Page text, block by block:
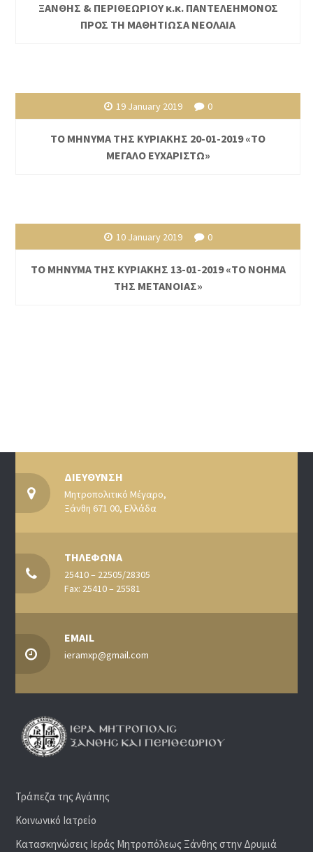
ΞΑΝΘΗΣ & ΠΕΡΙΘΕΩΡΙΟΥ κ.κ. ΠΑΝΤΕΛΕΗΜΟΝΟΣ
ΠΡΟΣ ΤΗ ΜΑΘΗΤΙΩΣΑ ΝΕΟΛΑΙΑ
19 January 2019 0
ΤΟ ΜΗΝΥΜΑ ΤΗΣ ΚΥΡΙΑΚΗΣ 20-01-2019 «ΤΟ
ΜΕΓΑΛΟ ΕΥΧΑΡΙΣΤΩ»
10 January 2019 0
ΤΟ ΜΗΝΥΜΑ ΤΗΣ ΚΥΡΙΑΚΗΣ 13-01-2019 «ΤΟ ΝΟΗΜΑ
ΤΗΣ ΜΕΤΑΝΟΙΑΣ»
ΔΙΕΥΘΥΝΣΗ
Μητροπολιτικό Μέγαρο,
Ξάνθη 671 00, Ελλάδα
ΤΗΛΕΦΩΝΑ
25410 – 22505/28305
Fax: 25410 – 25581
EMAIL
ieramxp@gmail.com
Τράπεζα της Αγάπης
Κοινωνικό Ιατρείο
Κατασκηνώσεις Ιεράς Μητροπόλεως Ξάνθης στην Δρυμιά